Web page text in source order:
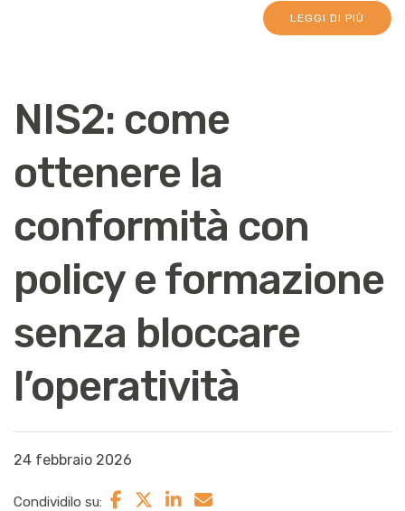
LEGGI DI PIÙ
NIS2: come
ottenere la
conformità con
policy e formazione
senza bloccare
l’operatività
24 febbraio 2026
Condividilo su: